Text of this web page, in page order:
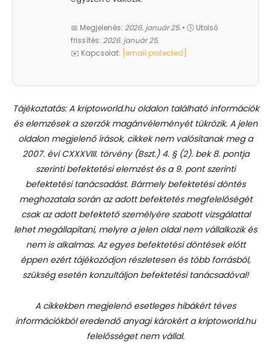
📅 Megjelenés: 2026. január 25. • 🕓 Utolsó
frissítés: 2026. január 25.
✉️ Kapcsolat:
[email protected]
Tájékoztatás: A kriptoworld.hu oldalon található információk
és elemzések a szerzők magánvéleményét tükrözik. A jelen
oldalon megjelenő írások, cikkek nem valósítanak meg a
2007. évi CXXXVIII. törvény (Bszt.) 4. § (2). bek 8. pontja
szerinti befektetési elemzést és a 9. pont szerinti
befektetési tanácsadást. Bármely befektetési döntés
meghozatala során az adott befektetés megfelelőségét
csak az adott befektető személyére szabott vizsgálattal
lehet megállapítani, melyre a jelen oldal nem vállalkozik és
nem is alkalmas. Az egyes befektetési döntések előtt
éppen ezért tájékozódjon részletesen és több forrásból,
szükség esetén konzultáljon befektetési tanácsadóval!
A cikkekben megjelenő esetleges hibákért téves
információkból eredendő anyagi károkért a kriptoworld.hu
felelősséget nem vállal.